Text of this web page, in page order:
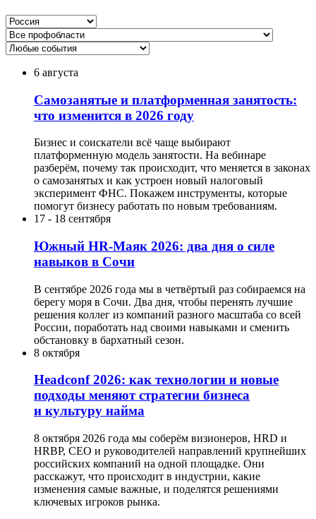
6 августа
Самозанятые и платформенная занятость:
что изменится в 2026 году
Бизнес и соискатели всё чаще выбирают
платформенную модель занятости. На вебинаре
разберём, почему так происходит, что меняется в законах
о самозанятых и как устроен новый налоговый
эксперимент ФНС. Покажем инструменты, которые
помогут бизнесу работать по новым требованиям.
17 - 18 сентября
Южный HR-Маяк 2026: два дня о силе
навыков в Сочи
В сентябре 2026 года мы в четвёртый раз собираемся на
берегу моря в Сочи. Два дня, чтобы перенять лучшие
решения коллег из компаний разного масштаба со всей
России, поработать над своими навыками и сменить
обстановку в бархатный сезон.
8 октября
Headсonf 2026: как технологии и новые
подходы меняют стратегии бизнеса
и культуру найма
8 октября 2026 года мы соберём визионеров, HRD и
HRBP, СЕО и руководителей направлений крупнейших
российских компаний на одной площадке. Они
расскажут, что происходит в индустрии, какие
изменения самые важные, и поделятся решениями
ключевых игроков рынка.